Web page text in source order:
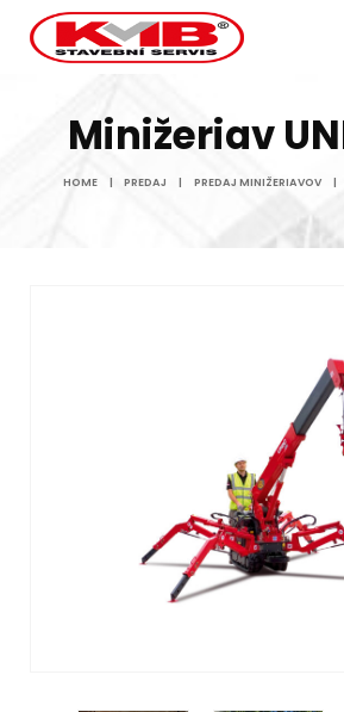
Minižeriav
HOME PREDAJ PREDAJ MINIŽERIAVOV